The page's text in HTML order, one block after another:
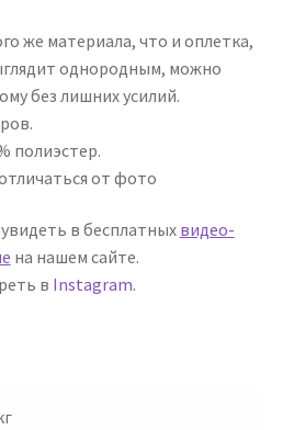
же материала, что и оплетка,
однородным, можно
без лишних усилий.
полиэстер.
от фото
в бесплатных видео-
на нашем сайте.
в Instagram.